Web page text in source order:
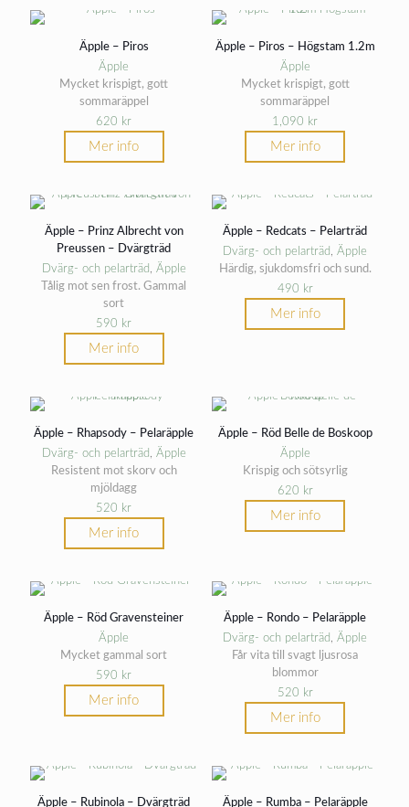
Äpple – Piros
Äpple
Mycket krispigt, gott
sommaräppel
620 kr
Mer info
Äpple – Piros – Högstam 1.2m
Äpple
Mycket krispigt, gott
sommaräppel
1,090 kr
Mer info
Äpple – Prinz Albrecht von
Preussen – Dvärgträd
Dvärg- och pelarträd, Äpple
Tålig mot sen frost. Gammal
sort
590 kr
Mer info
Äpple – Redcats – Pelarträd
Dvärg- och pelarträd,Äpple
Härdig, sjukdomsfri och sund.
490 kr
Mer info
Äpple – Rhapsody – Pelaräpple
Dvärg- och pelarträd, Äpple
Resistent mot skorv och
mjöldagg
520 kr
Mer info
Äpple – Röd Belle de Boskoop
Äpple
Krispig och sötsyrlig
620 kr
Mer info
Äpple – Röd Gravensteiner
Äpple
Mycket gammal sort
590 kr
Mer info
Äpple – Rondo – Pelaräpple
Dvärg- och pelarträd,Äpple
Får vita till svagt ljusrosa
blommor
520 kr
Mer info
Äpple – Rubinola – Dvärgträd Äpple – Rumba – Pelaräpple